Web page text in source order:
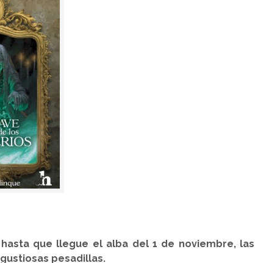
que llegue el alba del 1 de noviembre, las
pesadillas.